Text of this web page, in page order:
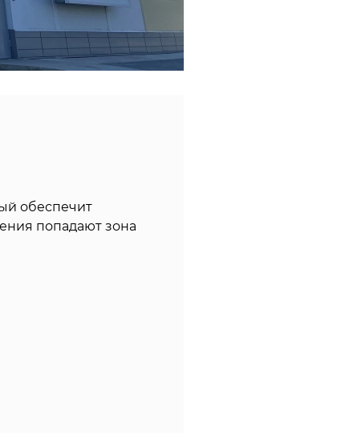
обеспечит
попадают зона